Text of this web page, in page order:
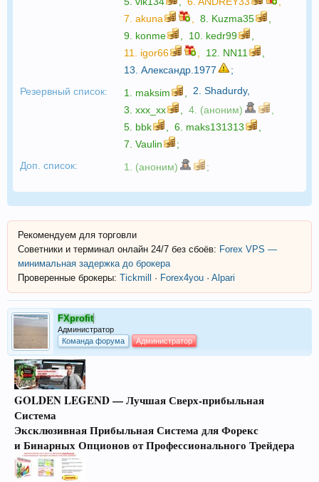
7. akuna 8. Kuzma35
9. konme 10. kedr99
11. igor66 12. NN11
13. Александр.1977
;
Резервный список:
1. maksim 2. Shadurdy,
3. xxx_xx 4. (аноним)
5. bbk 6. maks131313
7. Vaulin
;
Доп. список:
1. (аноним) ;
Рекомендуем для торговли
Советники и терминал онлайн 24/7 без сбоёв: Forex VPS —
минимальная задержка до брокера
Проверенные брокеры: Tickmill · Forex4you · Alpari
FXprofit
Администратор
Команда форума
Администратор
GOLDEN LEGEND — Лучшая Сверх-прибыльная
Система
Эксклюзивная Прибыльная Система для Форекс
и Бинарных Опционов от Профессионального Трейдера